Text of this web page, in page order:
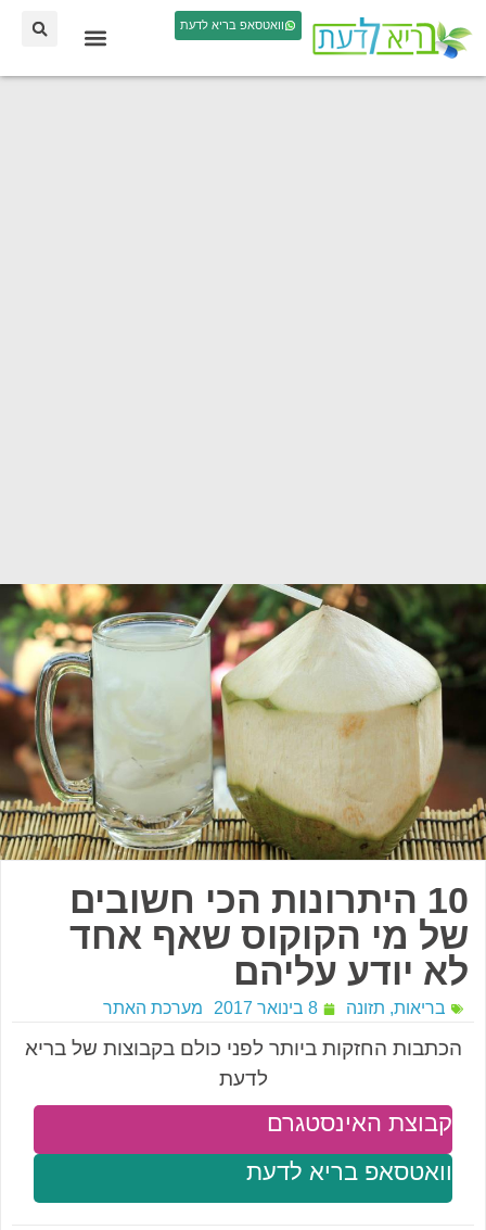
וואטסאפ בריא לדעת
10 היתרונות הכי חשובים
של מי הקוקוס שאף אחד
לא יודע עליהם
בריאות, תזונה 8 בינואר 2017 מערכת האתר
הכתבות החזקות ביותר לפני כולם בקבוצות של בריא
לדעת
וואטסאפ בריא לדעת
קבוצת האינסטגרם